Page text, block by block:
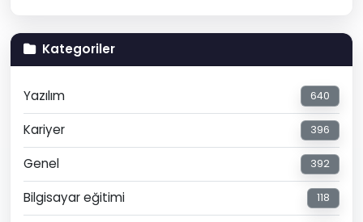
Kategoriler
Yazılım 640
Kariyer 396
Genel 392
Bilgisayar eğitimi 118